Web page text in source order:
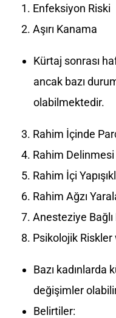
Enfeksiyon Riski
Aşırı Kanama
Kürtaj sonrası
ancak bazı
olabilmektedir.
Rahim İçinde
Rahim Delinmesi
Rahim İçi
Rahim Ağzı
Anesteziye Bağlı
Psikolojik
Bazı kadınlarda
değişimler
Belirtiler: